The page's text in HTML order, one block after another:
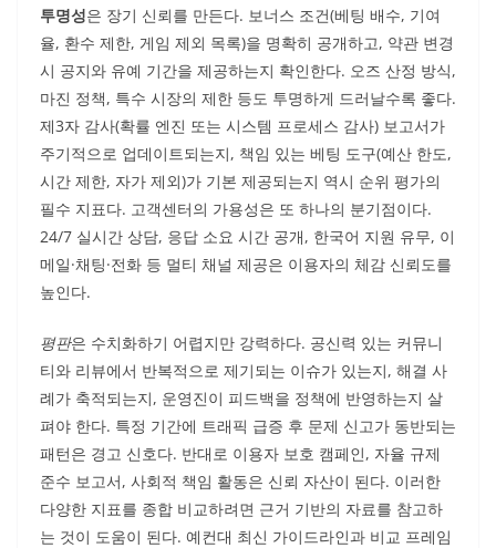
투명성은 장기 신뢰를 만든다. 보너스 조건(베팅 배수, 기여
율, 환수 제한, 게임 제외 목록)을 명확히 공개하고, 약관 변경
시 공지와 유예 기간을 제공하는지 확인한다. 오즈 산정 방식,
마진 정책, 특수 시장의 제한 등도 투명하게 드러날수록 좋다.
제3자 감사(확률 엔진 또는 시스템 프로세스 감사) 보고서가
주기적으로 업데이트되는지, 책임 있는 베팅 도구(예산 한도,
시간 제한, 자가 제외)가 기본 제공되는지 역시 순위 평가의
필수 지표다. 고객센터의 가용성은 또 하나의 분기점이다.
24/7 실시간 상담, 응답 소요 시간 공개, 한국어 지원 유무, 이
메일·채팅·전화 등 멀티 채널 제공은 이용자의 체감 신뢰도를
높인다.
평판은 수치화하기 어렵지만 강력하다. 공신력 있는 커뮤니
티와 리뷰에서 반복적으로 제기되는 이슈가 있는지, 해결 사
례가 축적되는지, 운영진이 피드백을 정책에 반영하는지 살
펴야 한다. 특정 기간에 트래픽 급증 후 문제 신고가 동반되는
패턴은 경고 신호다. 반대로 이용자 보호 캠페인, 자율 규제
준수 보고서, 사회적 책임 활동은 신뢰 자산이 된다. 이러한
다양한 지표를 종합 비교하려면 근거 기반의 자료를 참고하
는 것이 도움이 된다. 예컨대 최신 가이드라인과 비교 프레임